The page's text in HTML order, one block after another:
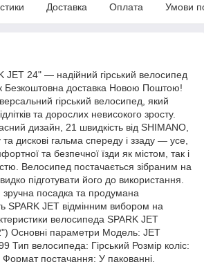
Доставка Оплата Умови
JET 24" — надійний гірський велосипед
Безкоштовна доставка Новою Поштою!
гірський велосипед, який
та дорослих невисокого зросту.
дизайн, 21 швидкість від SHIMANO,
дискові гальма спереду і ззаду — усе,
та безпечної їзди як містом, так і
Велосипед постачається зібраним на
підготувати його до використання.
зручна посадка та продумана
SPARK JET відмінним вибором на
велосипеда SPARK JET
Основні параметри Модель: JET
Тип велосипеда: Гірський Розмір коліс:
постачання: У пакованні,